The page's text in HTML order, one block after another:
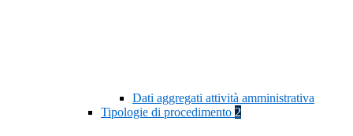
Dati aggregati attività amministrativa
Tipologie di procedimento 2